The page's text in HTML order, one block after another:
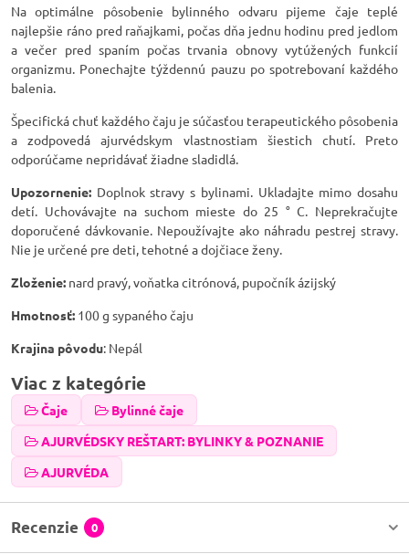
Na optimálne pôsobenie bylinného odvaru pijeme čaje teplé
najlepšie ráno pred raňajkami, počas dňa jednu hodinu pred jedlom
a večer pred spaním počas trvania obnovy vytúžených funkcií
organizmu. Ponechajte týždennú pauzu po spotrebovaní každého
balenia.
Špecifická chuť každého čaju je súčasťou terapeutického pôsobenia
a zodpovedá ajurvédskym vlastnostiam šiestich chutí. Preto
odporúčame nepridávať žiadne sladidlá.
Upozornenie: Doplnok stravy s bylinami. Ukladajte mimo dosahu
detí. Uchovávajte na suchom mieste do 25 ° C. Neprekračujte
doporučené dávkovanie. Nepoužívajte ako náhradu pestrej stravy.
Nie je určené pre deti, tehotné a dojčiace ženy.
Zloženie: nard pravý, voňatka citrónová, pupočník ázijský
Hmotnosť: 100 g sypaného čaju
Krajina pôvodu: Nepál
Viac z kategórie
Čaje
Bylinné čaje
AJURVÉDSKY REŠTART: BYLINKY & POZNANIE
AJURVÉDA
Recenzie 0